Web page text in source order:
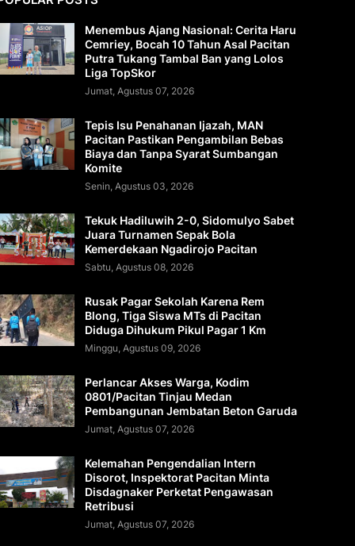
Menembus Ajang Nasional: Cerita Haru
Cemriey, Bocah 10 Tahun Asal Pacitan
Putra Tukang Tambal Ban yang Lolos
Liga TopSkor
Jumat, Agustus 07, 2026
Tepis Isu Penahanan Ijazah, MAN
Pacitan Pastikan Pengambilan Bebas
Biaya dan Tanpa Syarat Sumbangan
Komite
Senin, Agustus 03, 2026
Tekuk Hadiluwih 2-0, Sidomulyo Sabet
Juara Turnamen Sepak Bola
Kemerdekaan Ngadirojo Pacitan
Sabtu, Agustus 08, 2026
Rusak Pagar Sekolah Karena Rem
Blong, Tiga Siswa MTs di Pacitan
Diduga Dihukum Pikul Pagar 1 Km
Minggu, Agustus 09, 2026
Perlancar Akses Warga, Kodim
0801/Pacitan Tinjau Medan
Pembangunan Jembatan Beton Garuda
Jumat, Agustus 07, 2026
Kelemahan Pengendalian Intern
Disorot, Inspektorat Pacitan Minta
Disdagnaker Perketat Pengawasan
Retribusi
Jumat, Agustus 07, 2026